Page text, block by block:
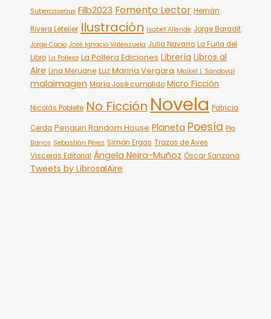
Subercaseaux Filb2023 Fomento Lector Hernán
Rivera Letelier Ilustración Isabel Allende Jorge Baradit
Jorge Cocio José Ignacio Valenzuela Julia Navarro La Furia del
Libro La Pollera La Pollera Ediciones Librería Libros al
Aire Lina Meruane Luz Marina Vergara Maikel L Sandoval
malaimagen María José cumplido Micro Ficción
Nicolás Poblete No Ficción Novela Patricia
Cerda Penguin Random House Planeta Poesía Pía
Barros Sebastián Pérez Simón Ergas Trazos de Aves
Visceras Editorial Ángela Neira-Muñoz Óscar Sanzana
Tweets by LibrosalAire